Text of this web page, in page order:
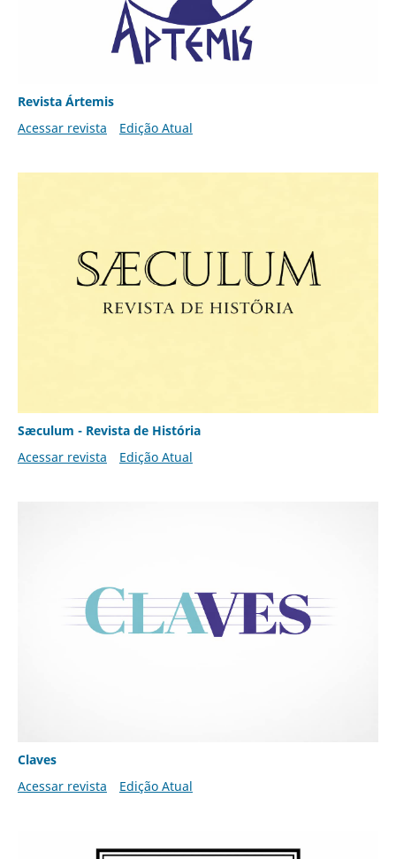
Revista Ártemis
Acessar revista
Edição Atual
Sæculum - Revista de História
Acessar revista
Edição Atual
Claves
Acessar revista
Edição Atual